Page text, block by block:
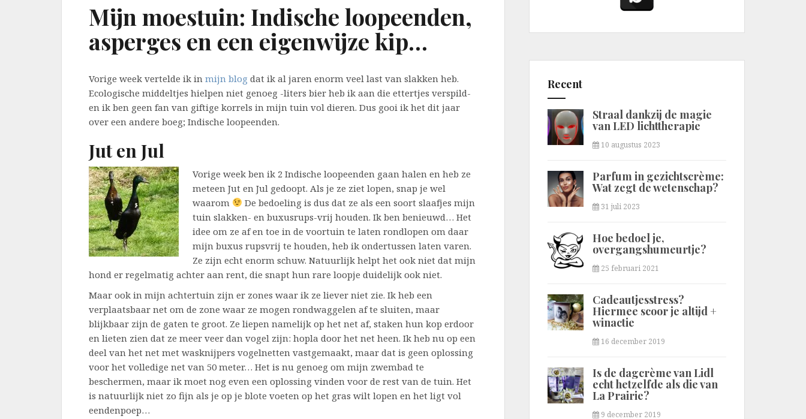
Mijn moestuin: Indische loopeenden,
asperges en een eigenwijze kip…
Vorige week vertelde ik in mijn blog dat ik al jaren enorm veel last van slakken heb.
Ecologische middeltjes hielpen niet genoeg -liters bier heb ik aan die ettertjes verspild-
en ik ben geen fan van giftige korrels in mijn tuin vol dieren. Dus gooi ik het dit jaar
over een andere boeg; Indische loopeenden.
Jut en Jul
Vorige week ben ik 2 Indische loopeenden gaan halen en heb ze
meteen Jut en Jul gedoopt. Als je ze ziet lopen, snap je wel
waarom
De bedoeling is dus dat ze als een soort slaafjes mijn
tuin slakken- en buxusrups-vrij houden. Ik ben benieuwd… Het
idee om ze af en toe in de voortuin te laten rondlopen om daar
mijn buxus rupsvrij te houden, heb ik ondertussen laten varen.
Ze zijn echt enorm schuw. Natuurlijk helpt het ook niet dat mijn
hond er regelmatig achter aan rent, die snapt hun rare loopje duidelijk ook niet.
Maar ook in mijn achtertuin zijn er zones waar ik ze liever niet zie. Ik heb een
verplaatsbaar net om de zone waar ze mogen rondwaggelen af te sluiten, maar
blijkbaar zijn de gaten te groot. Ze liepen namelijk op het net af, staken hun kop erdoor
en lieten zien dat ze meer veer dan vogel zijn: hopla door het net heen. Ik heb nu op een
deel van het net met wasknijpers vogelnetten vastgemaakt, maar dat is geen oplossing
voor het volledige net van 50 meter… Het is nu genoeg om mijn zwembad te
beschermen, maar ik moet nog even een oplossing vinden voor de rest van de tuin. Het
is natuurlijk niet zo fijn als je op je blote voeten op het gras wilt lopen en het ligt vol
eendenpoep…
Recent
Straal dankzij de magie
van LED lichttherapie
10 augustus 2023
Parfum in gezichtscrème:
Wat zegt de wetenschap?
31 juli 2023
Hoe bedoel je,
overgangshumeurtje?
25 februari 2021
Cadeautjesstress?
Hiermee scoor je altijd +
winactie
16 december 2019
Is de dagcrème van Lidl
echt hetzelfde als die van
La Prairie?
9 december 2019